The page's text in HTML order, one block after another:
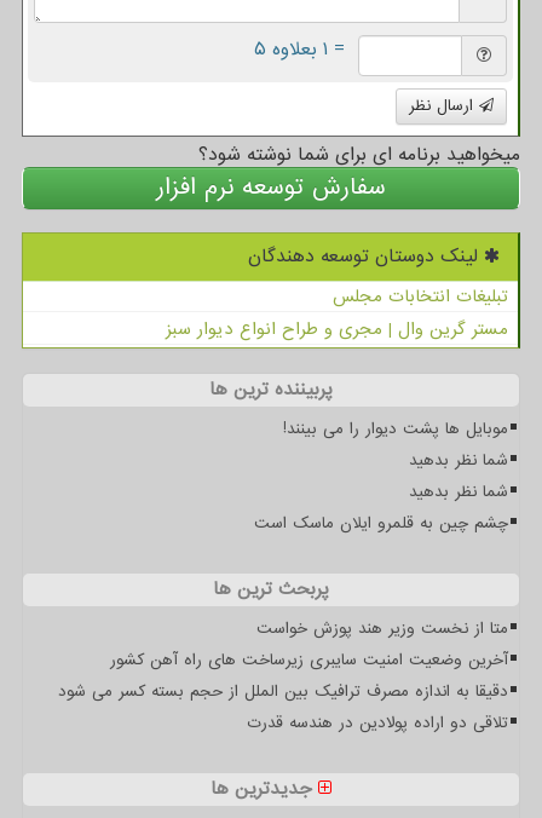
= ۱ بعلاوه ۵
ارسال نظر
میخواهید برنامه ای برای شما نوشته شود؟
سفارش توسعه نرم افزار
لینک دوستان توسعه دهندگان
تبلیغات انتخابات مجلس
مستر گرین وال | مجری و طراح انواع دیوار سبز
پربیننده ترین ها
موبایل ها پشت دیوار را می بینند!
شما نظر بدهید
شما نظر بدهید
چشم چین به قلمرو ایلان ماسک است
پربحث ترین ها
متا از نخست وزیر هند پوزش خواست
آخرین وضعیت امنیت سایبری زیرساخت های راه آهن کشور
دقیقا به اندازه مصرف ترافیک بین الملل از حجم بسته کسر می شود
تلاقی دو اراده پولادین در هندسه قدرت
جدیدترین ها